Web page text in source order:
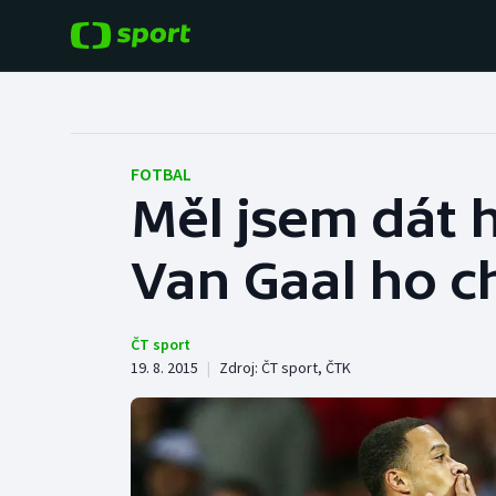
Hokej
Tenis
Cyklistika
Baseball a softbal
Basketbal
Boby a skeleton
Box
FOTBAL
Měl jsem dát
Van Gaal ho
ČT sport
19. 8. 2015 | Zdroj: ČT sport, ČTK